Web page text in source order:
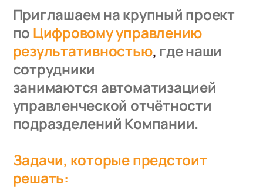
Приглашаем на крупный проект
по Цифровому управлению
результативностью, где наши
сотрудники
занимаются автоматизацией
управленческой отчётности
подразделений Компании.
Задачи, которые предстоит
решать: